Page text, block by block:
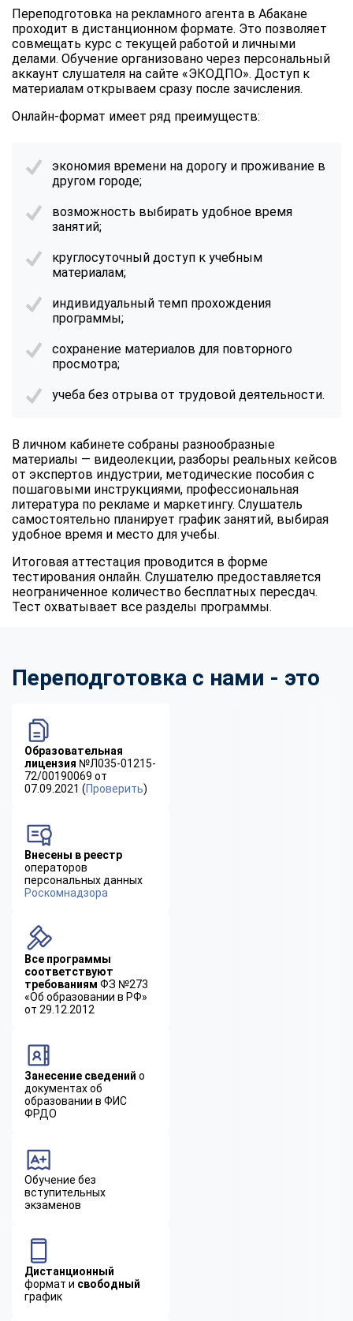
Переподготовка на рекламного агента в Абакане
проходит в дистанционном формате. Это позволяет
совмещать курс с текущей работой и личными
делами. Обучение организовано через персональный
аккаунт слушателя на сайте «ЭКОДПО». Доступ к
материалам открываем сразу после зачисления.
Онлайн-формат имеет ряд преимуществ:
экономия времени на дорогу и проживание в
другом городе;
возможность выбирать удобное время
занятий;
круглосуточный доступ к учебным
материалам;
индивидуальный темп прохождения
программы;
сохранение материалов для повторного
просмотра;
учеба без отрыва от трудовой деятельности.
В личном кабинете собраны разнообразные
материалы — видеолекции, разборы реальных кейсов
от экспертов индустрии, методические пособия с
пошаговыми инструкциями, профессиональная
литература по рекламе и маркетингу. Слушатель
самостоятельно планирует график занятий, выбирая
удобное время и место для учебы.
Итоговая аттестация проводится в форме
тестирования онлайн. Слушателю предоставляется
неограниченное количество бесплатных пересдач.
Тест охватывает все разделы программы.
Переподготовка с нами - это
Образовательная
лицензия №Л035-01215-
72/00190069 от
07.09.2021 (Проверить)
Внесены в реестр
операторов
персональных данных
Роскомнадзора
Все программы
соответствуют
требованиям ФЗ №273
«Об образовании в РФ»
от 29.12.2012
Занесение сведений о
документах об
образовании в ФИС
ФРДО
Обучение без
вступительных
экзаменов
Дистанционный
формат и свободный
график